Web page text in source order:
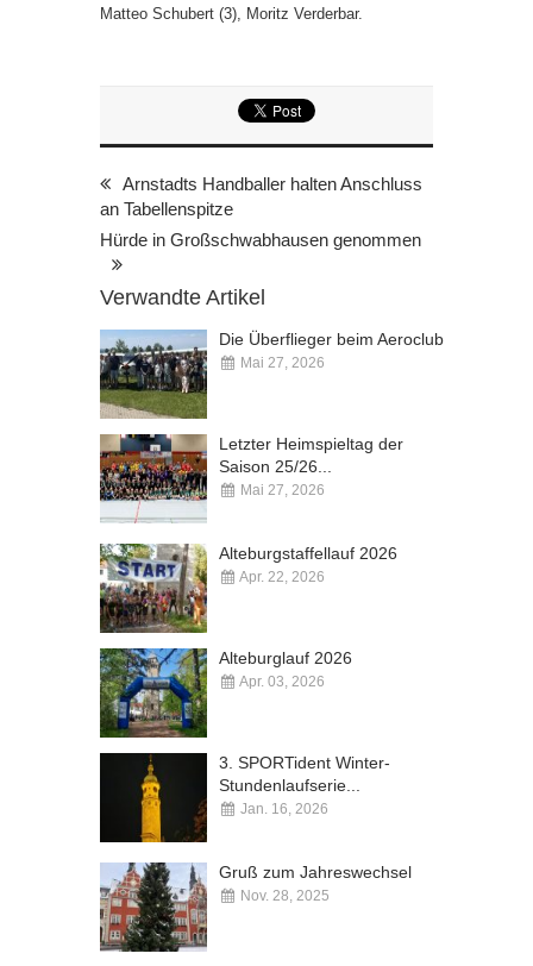
Matteo Schubert (3), Moritz Verderbar.
Arnstadts Handballer halten Anschluss
an Tabellenspitze
Hürde in Großschwabhausen genommen
Verwandte Artikel
Die Überflieger beim Aeroclub
Mai 27, 2026
Letzter Heimspieltag der
Saison 25/26...
Mai 27, 2026
Alteburgstaffellauf 2026
Apr. 22, 2026
Alteburglauf 2026
Apr. 03, 2026
3. SPORTident Winter-
Stundenlaufserie...
Jan. 16, 2026
Gruß zum Jahreswechsel
Nov. 28, 2025